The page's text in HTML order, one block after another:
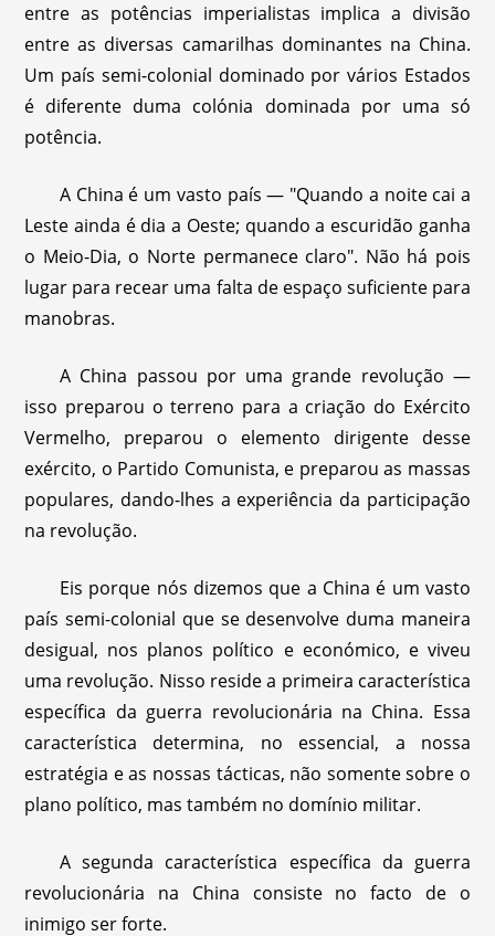
entre as potências imperialistas implica a divisão
entre as diversas camarilhas dominantes na China.
Um país semi-colonial dominado por vários Estados
é diferente duma colónia dominada por uma só
potência.
A China é um vasto país — "Quando a noite cai a
Leste ainda é dia a Oeste; quando a escuridão ganha
o Meio-Dia, o Norte permanece claro". Não há pois
lugar para recear uma falta de espaço suficiente para
manobras.
A China passou por uma grande revolução —
isso preparou o terreno para a criação do Exército
Vermelho, preparou o elemento dirigente desse
exército, o Partido Comunista, e preparou as massas
populares, dando-lhes a experiência da participação
na revolução.
Eis porque nós dizemos que a China é um vasto
país semi-colonial que se desenvolve duma maneira
desigual, nos planos político e económico, e viveu
uma revolução. Nisso reside a primeira característica
específica da guerra revolucionária na China. Essa
característica determina, no essencial, a nossa
estratégia e as nossas tácticas, não somente sobre o
plano político, mas também no domínio militar.
A segunda característica específica da guerra
revolucionária na China consiste no facto de o
inimigo ser forte.